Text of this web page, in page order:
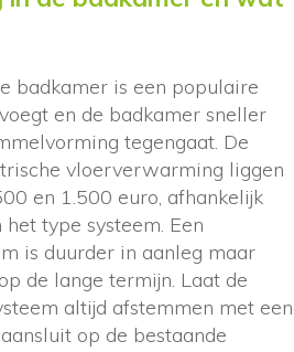
badkamer is een populaire
en de badkamer sneller
tegengaat. De
vloerverwarming liggen
en 1.500 euro, afhankelijk
type systeem. Een
is duurder in aanleg maar
de lange termijn. Laat de
altijd afstemmen met een
op de bestaande